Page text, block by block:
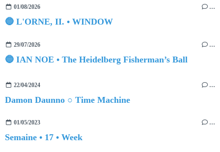
01/08/2026 …
🔵 L'ORNE, II. • WINDOW
29/07/2026 …
🔵 IAN NOE • The Heidelberg Fisherman’s Ball
22/04/2024 …
Damon Daunno ○ Time Machine
01/05/2023 …
Semaine • 17 • Week